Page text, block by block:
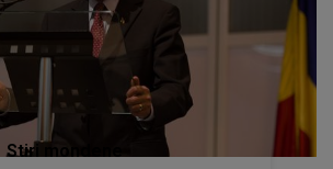
Stiri mondene